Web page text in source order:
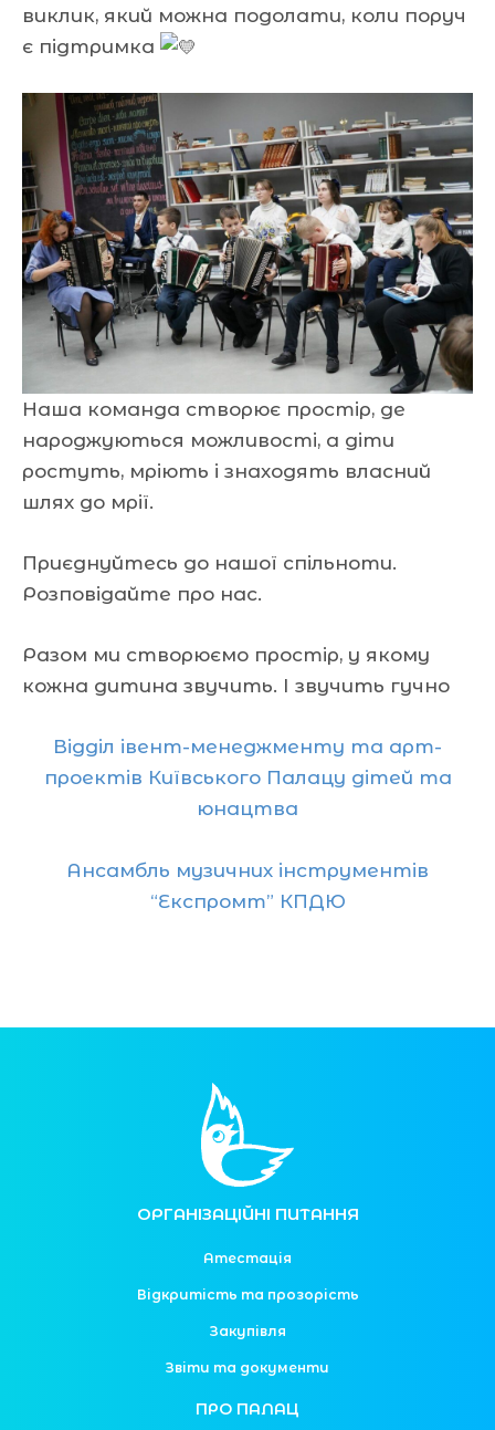
виклик, який можна подолати, коли поруч
є підтримка
Наша команда створює простір, де
народжуються можливості, а діти
ростуть, мріють і знаходять власний
шлях до мрії.
Приєднуйтесь до нашої спільноти.
Розповідайте про нас.
Разом ми створюємо простір, у якому
кожна дитина звучить. І звучить гучно
Відділ івент-менеджменту та арт-
проектів Київського Палацу дітей та
юнацтва
Ансамбль музичних інструментів
“Експромт” КПДЮ
ОРГАНІЗАЦІЙНІ ПИТАННЯ
Атестація
Відкритість та прозорість
Закупівля
Звіти та документи
ПРО ПАЛАЦ